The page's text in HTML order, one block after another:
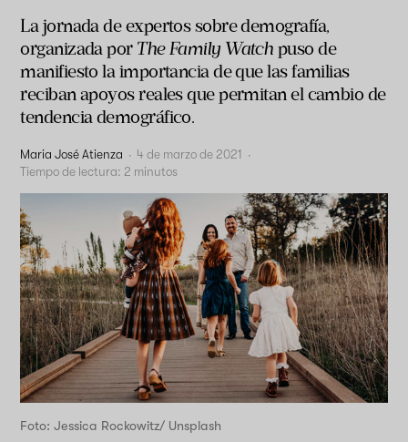
La jornada de expertos sobre demografía,
organizada por The Family Watch puso de
manifiesto la importancia de que las familias
reciban apoyos reales que permitan el cambio de
tendencia demográfico.
Maria José Atienza · 4 de marzo de 2021 ·
Tiempo de lectura: 2 minutos
Foto: Jessica Rockowitz/ Unsplash